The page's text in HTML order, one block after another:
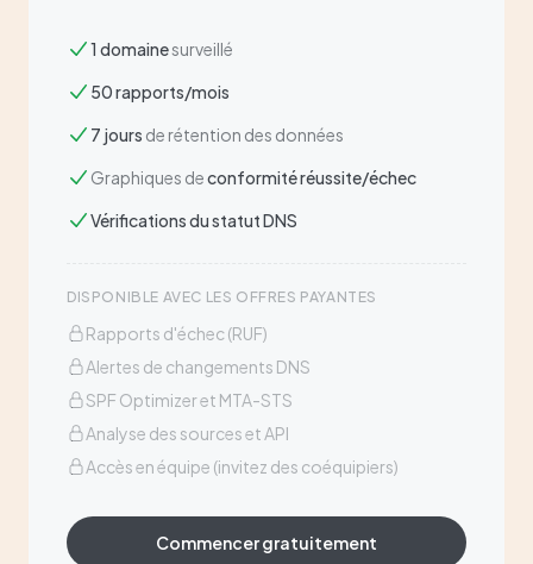
1 domainesurveillé
50 rapports/mois
7 jours de rétention des données
Graphiques deconformité réussite/échec
Vérifications du statut DNS
DISPONIBLE AVEC LES OFFRES PAYANTES
Rapports d'échec (RUF)
Alertes de changements DNS
SPF Optimizer et MTA-STS
Analyse des sources et API
Accès en équipe (invitez des coéquipiers)
Commencer gratuitement